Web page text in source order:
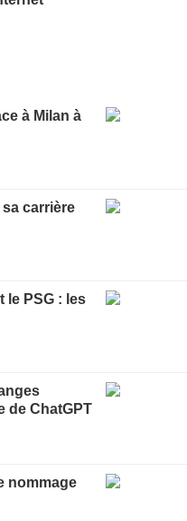
à Milan à
carrière
le PSG : les
de ChatGPT
nommage